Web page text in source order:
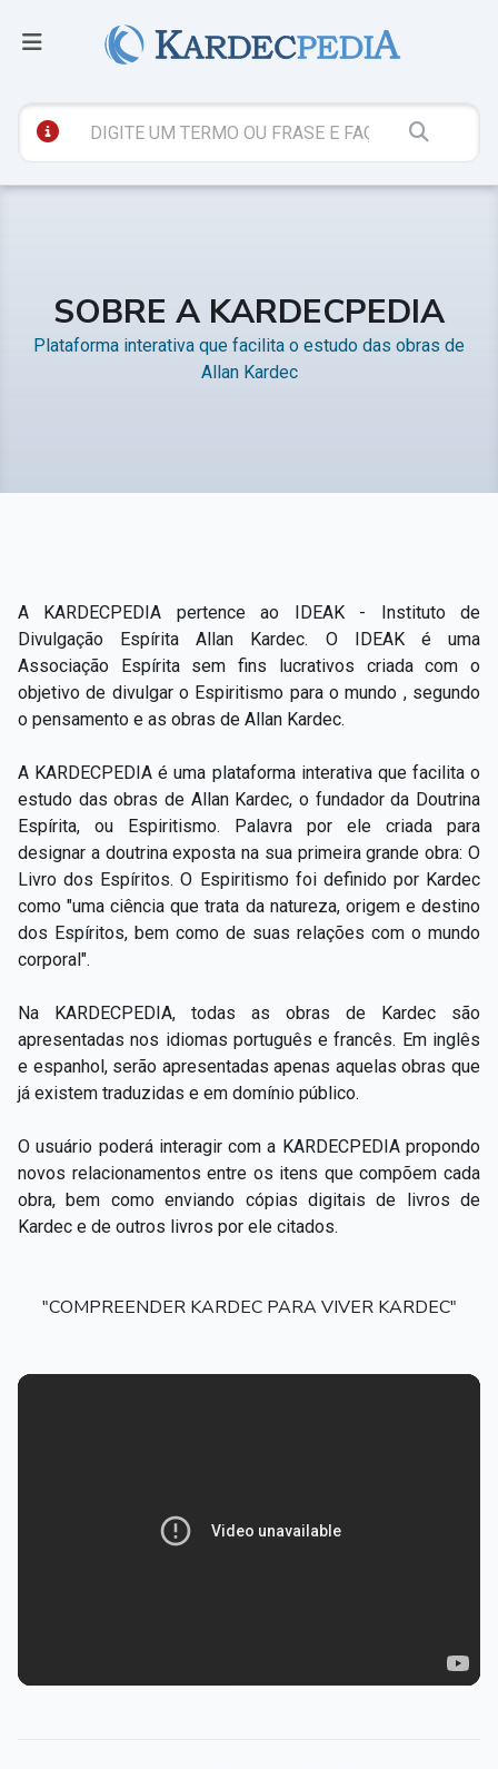
SOBRE A KARDECPEDIA
Plataforma interativa que facilita o estudo das obras de
Allan Kardec
A KARDECPEDIA pertence ao IDEAK- Instituto de
Divulgação Espírita Allan Kardec. O IDEAK é uma
Associação Espírita sem fins lucrativos criada com o
objetivo de divulgar o Espiritismo para o mundo , segundo
o pensamento e as obras de Allan Kardec.
A KARDECPEDIA é uma plataforma interativa que facilita o
estudo das obras de Allan Kardec, o fundador da Doutrina
Espírita, ou Espiritismo. Palavra por ele criada para
designar a doutrina exposta na sua primeira grande obra: O
Livro dos Espíritos. O Espiritismo foi definido por Kardec
como "uma ciência que trata da natureza, origem e destino
dos Espíritos, bem como de suas relações com o mundo
corporal".
Na KARDECPEDIA, todas as obras de Kardec são
apresentadas nos idiomas português e francês. Em inglês
e espanhol, serão apresentadas apenas aquelas obras que
já existem traduzidas e em domínio público.
O usuário poderá interagir com a KARDECPEDIA propondo
novos relacionamentos entre os itens que compõem cada
obra, bem como enviando cópias digitais de livros de
Kardec e de outros livros por ele citados.
"COMPREENDER KARDEC PARA VIVER KARDEC"